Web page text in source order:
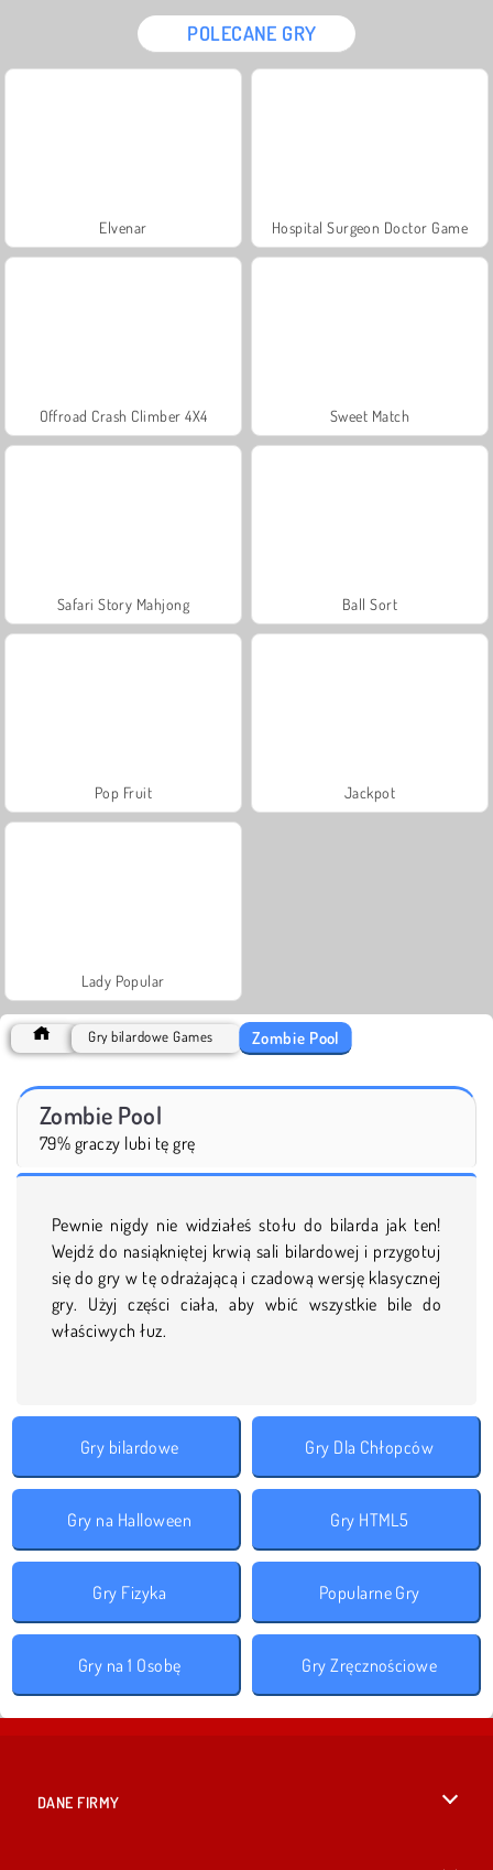
POLECANE GRY
Elvenar Hospital Surgeon Doctor Game
Offroad Crash Climber 4X4 Sweet Match
Safari Story Mahjong Ball Sort
Pop Fruit Jackpot
Lady Popular
Gry bilardowe Games Zombie Pool
Zombie Pool
79% graczy lubi tę grę
Pewnie nigdy nie widziałeś stołu do bilarda jak ten!
Wejdź do nasiąkniętej krwią sali bilardowej i przygotuj
się do gry w tę odrażającą i czadową wersję klasycznej
gry. Użyj części ciała, aby wbić wszystkie bile do
właściwych łuz.
Gry bilardowe Gry Dla Chłopców
Gry na Halloween Gry HTML5
Gry Fizyka Popularne Gry
Gry na 1 Osobę Gry Zręcznościowe
DANE FIRMY